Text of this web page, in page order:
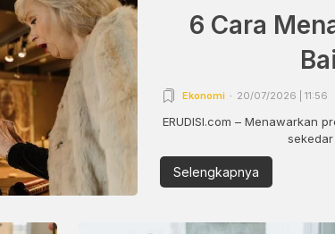
6 Cara
Ekonomi 20/07/2026 | 11:56
ERUDISI.com – Menawarkan
Selengkapnya